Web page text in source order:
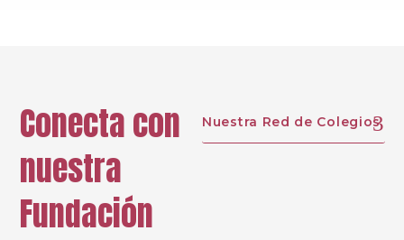
Conecta con
nuestra
Fundación
Nuestra Red de Colegios